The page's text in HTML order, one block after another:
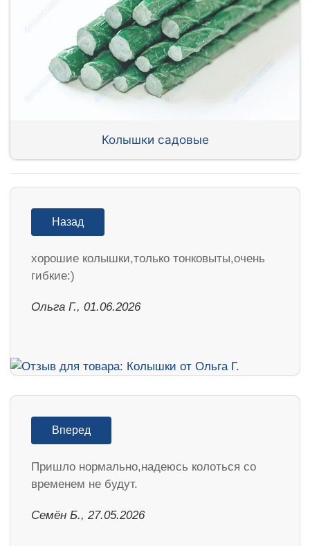
Колышки садовые
Назад
хорошие колышки,только тонковыты,очень
гибкие:)
Ольга Г., 01.06.2026
Вперед
Пришло нормально,надеюсь колоться со
временем не будут.
Семён Б., 27.05.2026